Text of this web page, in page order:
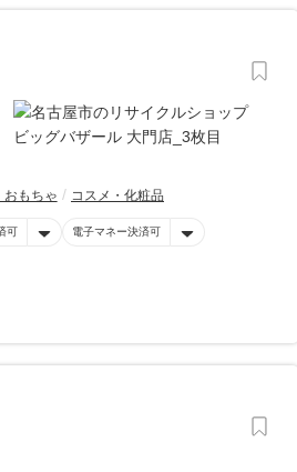
おもちゃ コスメ・化粧品
可 電子マネー決済可